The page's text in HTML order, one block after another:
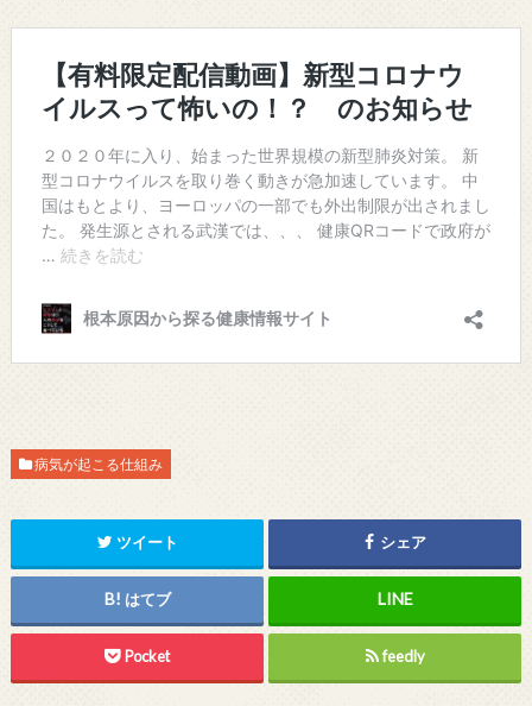
病気が起こる仕組み
ツイート シェア
はてブ
Pocket feedly